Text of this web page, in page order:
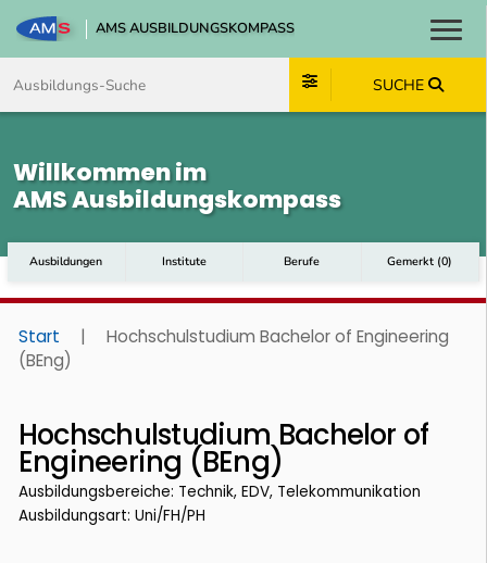
AMS AUSBILDUNGSKOMPASS
SUCHE
Willkommen im
AMS Ausbildungskompass
Ausbildungen Institute Berufe Gemerkt (0)
Start |
Hochschulstudium Bachelor of Engineering
(BEng)
Hochschulstudium Bachelor of
Engineering (BEng)
Ausbildungsbereiche: Technik, EDV, Telekommunikation
Ausbildungsart: Uni/FH/PH